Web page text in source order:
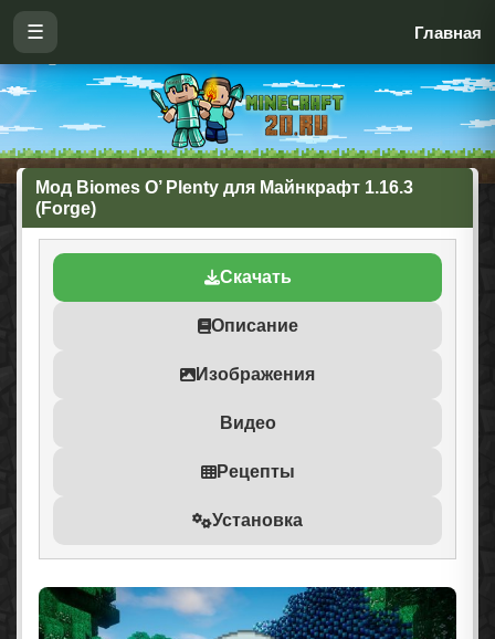
☰ Главная
Мод Biomes O’ Plenty для Майнкрафт 1.16.3
(Forge)
Скачать
Описание
Изображения
Видео
Рецепты
Установка